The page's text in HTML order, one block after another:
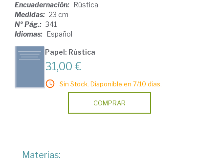
Encuadernación: Rústica
Medidas: 23 cm
Nº Pág.: 341
Idiomas: Español
Papel: Rústica
31,00 €
Sin Stock. Disponible en 7/10 días.
COMPRAR
Materias: